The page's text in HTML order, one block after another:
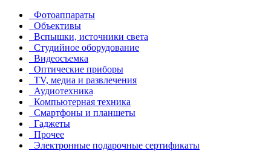
Фотоаппараты
Объективы
Вспышки, источники света
Студийное оборудование
Видеосъемка
Оптические приборы
TV, медиа и развлечения
Аудиотехника
Компьютерная техника
Смартфоны и планшеты
Гаджеты
Прочее
Электронные подарочные сертификаты